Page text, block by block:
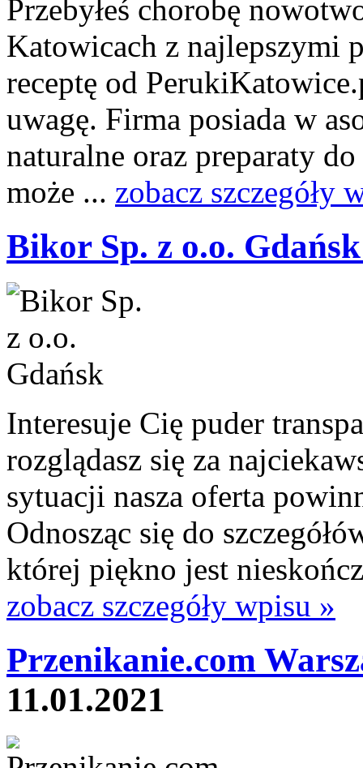
Przebyłeś chorobę
Katowicach z najlepszymi
receptę od
uwagę. Firma posiada w
naturalne oraz preparaty
może ... zobacz szczegóły
Bikor Sp. z o.o.
Interesuje Cię puder
rozglądasz się za
sytuacji nasza oferta
Odnosząc się do
której piękno jest
zobacz szczegóły wpisu »
Przenikanie.com
11.01.2021